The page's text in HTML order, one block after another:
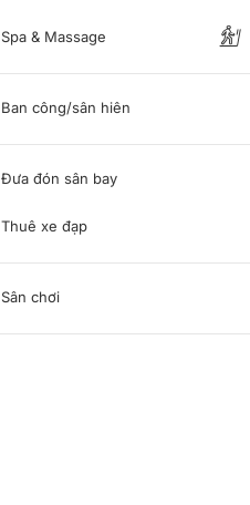
Spa & Massage
Ban công/sân hiên
Đưa đón sân bay
Thuê xe đạp
Sân chơi